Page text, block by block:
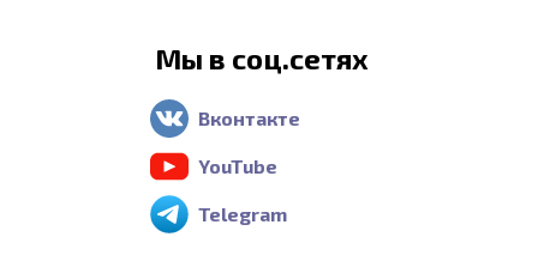
Мы в соц.сетях
Вконтакте
YouTube
Telegram